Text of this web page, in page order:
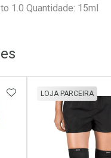
1.0 Quantidade: 15ml
ADICIONAR AOS
LOJA PARCEIRA